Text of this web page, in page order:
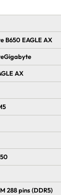
B650 EAGLE AX
AX
288 pins (DDR5)